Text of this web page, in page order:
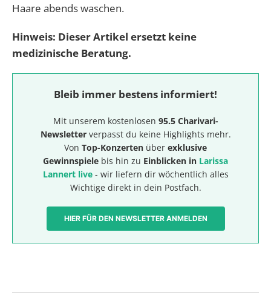
Haare abends waschen.
Hinweis: Dieser Artikel ersetzt keine
medizinische Beratung.
Bleib immer bestens informiert!
Mit unserem kostenlosen 95.5 Charivari-
Newsletterverpasst du keine Highlights mehr.
Von Top-Konzerten über exklusive
Gewinnspiele bis hin zu Einblicken in Larissa
Lannert live- wir liefern dir wöchentlich alles
Wichtige direkt in dein Postfach.
HIER FÜR DEN NEWSLETTER ANMELDEN